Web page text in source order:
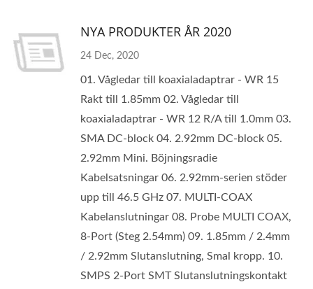
NYA PRODUKTER ÅR 2020
24 Dec, 2020
01. Vågledar till koaxialadaptrar - WR 15
Rakt till 1.85mm 02. Vågledar till
koaxialadaptrar - WR 12 R/A till 1.0mm 03.
SMA DC-block 04. 2.92mm DC-block 05.
2.92mm Mini. Böjningsradie
Kabelsatsningar 06. 2.92mm-serien stöder
upp till 46.5 GHz 07. MULTI-COAX
Kabelanslutningar 08. Probe MULTI COAX,
8-Port (Steg 2.54mm) 09. 1.85mm / 2.4mm
/ 2.92mm Slutanslutning, Smal kropp. 10.
SMPS 2-Port SMT Slutanslutningskontakt